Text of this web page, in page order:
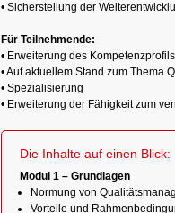
• Sicherstellung der
Für Teilnehmende:
• Erweiterung des Kompetenzprofils
• Auf aktuellem Stand zum Thema
• Spezialisierung
• Erweiterung der Fähigkeit zum
Die Inhalte auf einen Blick:
Modul 1 – Grundlagen
Normung von
Vorteile und